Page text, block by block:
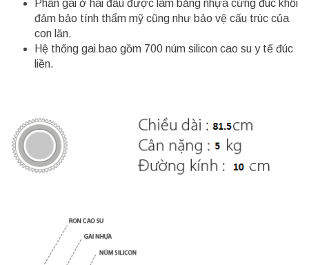
Phần gai ở hai đầu được làm bằng nhựa cứng đúc khối
đảm bảo tính thẩm mỹ cũng như bảo vệ cấu trúc của
con lăn.
Hệ thống gai bao gồm 700 núm silicon cao su y tế đúc
liền.